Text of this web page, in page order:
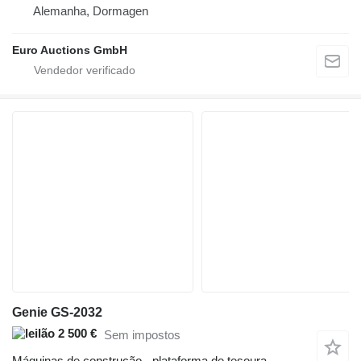
Alemanha, Dormagen
Euro Auctions GmbH
Genie GS-2032
2 500 € Sem impostos